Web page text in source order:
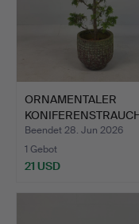
ORNAMENTALER
TOPF.
Beendet 28. Jun 2026
1 Gebot
21 USD